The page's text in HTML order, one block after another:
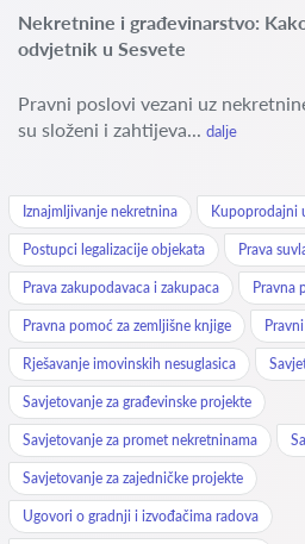
Nekretnine i građevinarstvo:
odvjetnik u Sesvete
Pravni poslovi vezani uz
su složeni i zahtijeva... dalje
Iznajmljivanje nekretnina Kupoprodajni
Postupci legalizacije objekata Prava
Prava zakupodavaca i zakupaca Pravna
Pravna pomoć za zemljišne knjige
Rješavanje imovinskih nesuglasica
Savjetovanje za građevinske projekte
Savjetovanje za promet nekretninama
Savjetovanje za zajedničke projekte
Ugovori o gradnji i izvođačima radova